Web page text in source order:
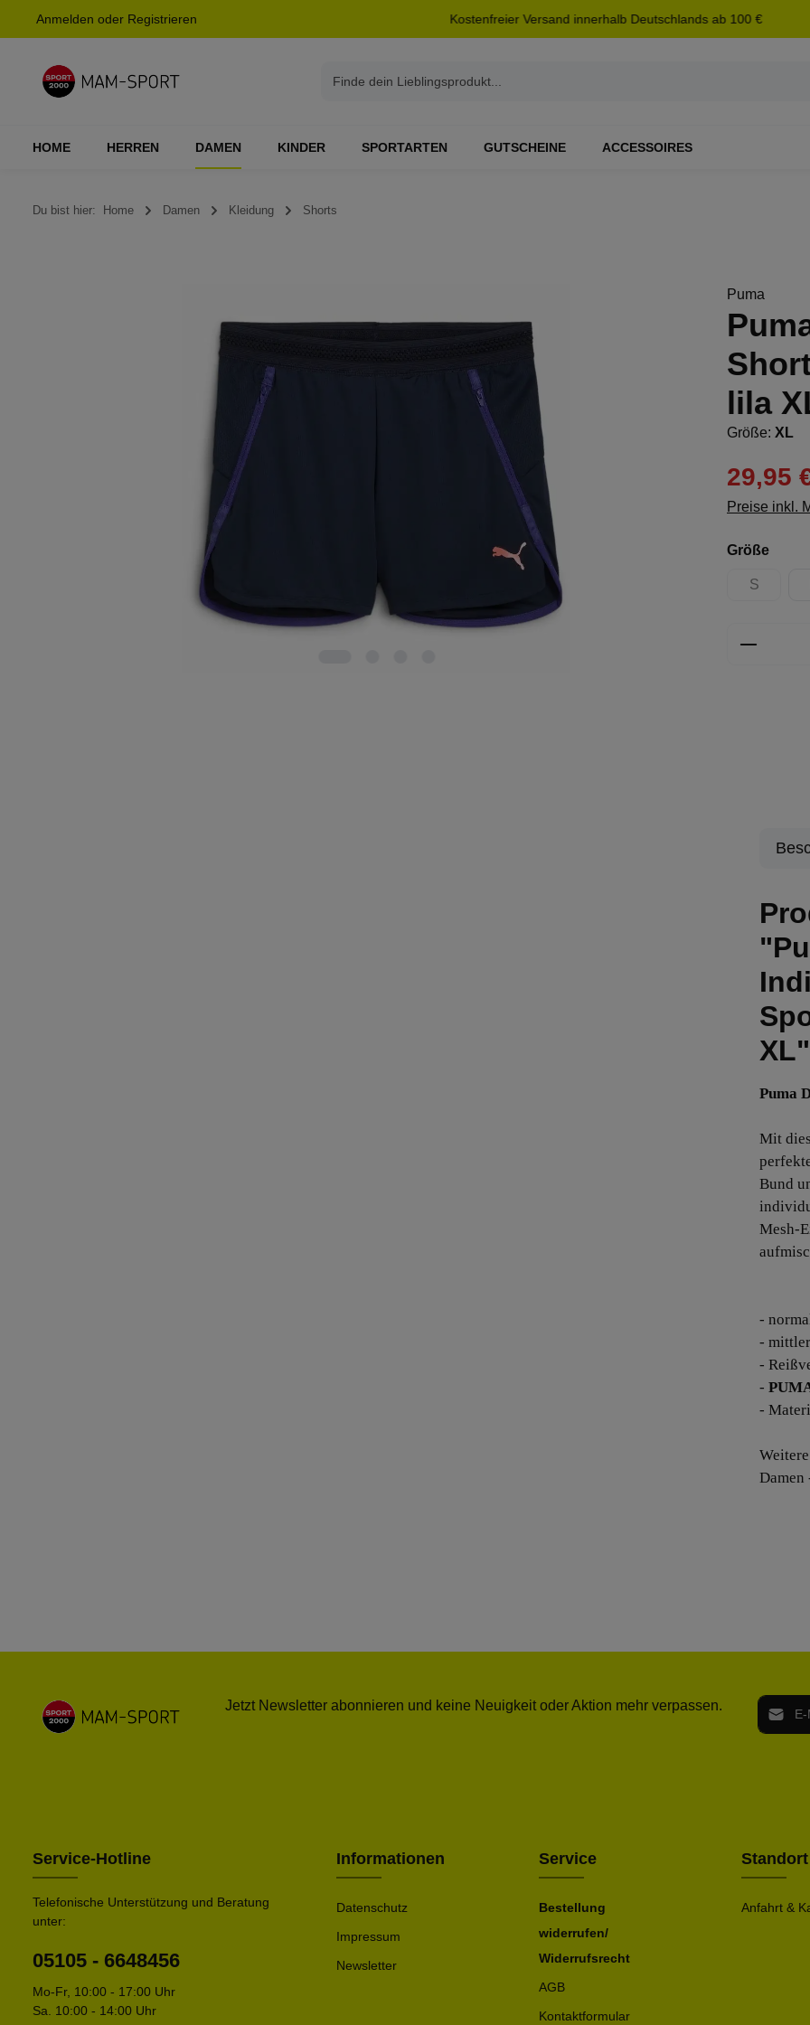
Zur Hauptnavigation springen
Anmelden oder Registrieren Kostenfreier Versand innerhalb Deutschlands ab 100 €
HOME HERREN DAMEN KINDER SPORTARTEN GUTSCHEINE ACCESSOIRES
Du bist hier: Home Damen Kleidung Shorts
Puma
lila
Größe: XL
29,95
Preise inkl.
Größe
S
(Diese
XL"
Puma
Mit
Bund
Mesh-
-
-
-
-
-
Damen
Jetzt Newsletter abonnieren und keine Neuigkeit oder Aktion mehr verpassen. E-Mail-
Service-Hotline
Telefonische Unterstützung und Beratung
unter:
05105 - 6648456
Mo-Fr, 10:00 - 17:00 Uhr
Sa. 10:00 - 14:00 Uhr
Informationen
Datenschutz
Impressum
Newsletter
Service
Bestellung
widerrufen/
Widerrufsrecht
AGB
Kontaktformular
Standort
Anfahrt &